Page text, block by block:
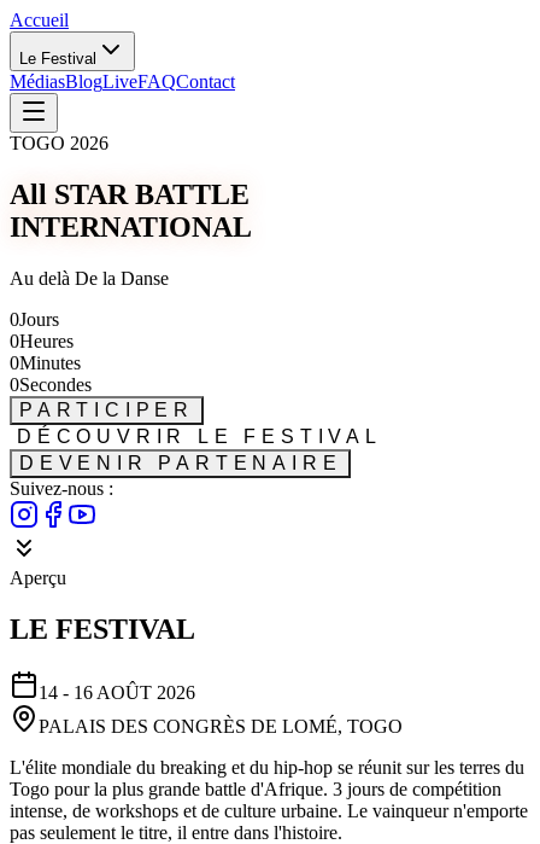
Accueil
Le Festival
MédiasBlogLiveFAQContact
TOGO 2026
All STAR BATTLE
INTERNATIONAL
Au delà De la Danse
0Jours
0Heures
0Minutes
0Secondes
PARTICIPER
DÉCOUVRIR LE FESTIVAL
DEVENIR PARTENAIRE
Suivez-nous :
Aperçu
LE FESTIVAL
14 - 16 AOÛT 2026
PALAIS DES CONGRÈS DE LOMÉ, TOGO
L'élite mondiale du breaking et du hip-hop se réunit sur les terres du
Togo pour la plus grande battle d'Afrique. 3 jours de compétition
intense, de workshops et de culture urbaine. Le vainqueur n'emporte
pas seulement le titre, il entre dans l'histoire.